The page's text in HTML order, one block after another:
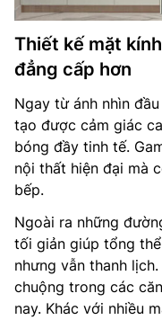
Thiết kế mặt
đẳng cấp hơn
Ngay từ ánh nhìn
tạo được cảm giác
bóng đầy tinh tế.
nội thất hiện đại mà
bếp.
Ngoài ra những
tối giản giúp tổng
nhưng vẫn thanh
chuộng trong các
nay. Khác với nhiều